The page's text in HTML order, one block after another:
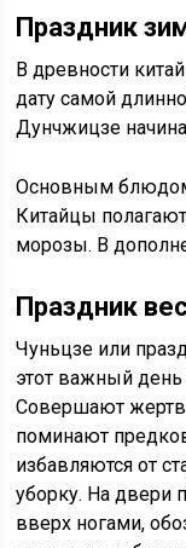
Праздник
В древности
дату самой
Дунчжицзе
Основным
Китайцы
морозы. В
Праздник
Чуньцзе или
этот важный
Совершают
поминают
избавляются от
уборку. На двери
вверх ногами,